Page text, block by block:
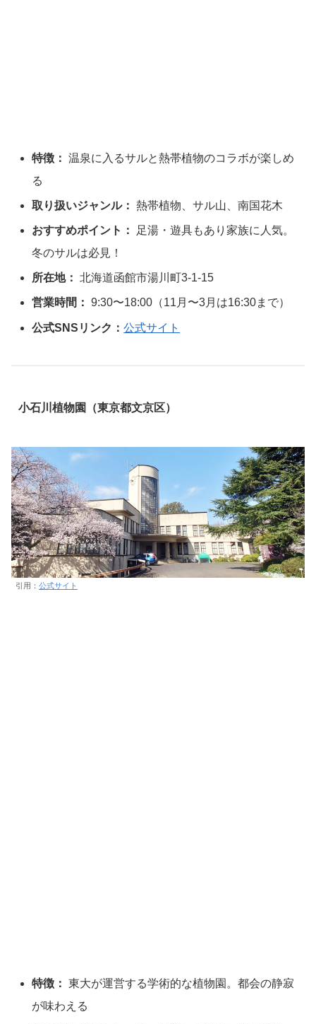
特徴： 温泉に入るサルと熱帯植物のコラボが楽しめ
る
取り扱いジャンル： 熱帯植物、サル山、南国花木
おすすめポイント：
足湯・遊具もあり家族に人気。
冬のサルは必見！
所在地： 北海道函館市湯川町3-1-15
営業時間： 9:30〜18:00（11月〜3月は16:30まで）
公式SNSリンク：公式サイト
小石川植物園（東京都文京区）
引用： 公式サイト
特徴： 東大が運営する学術的な植物園。都会の静寂
が味わえる